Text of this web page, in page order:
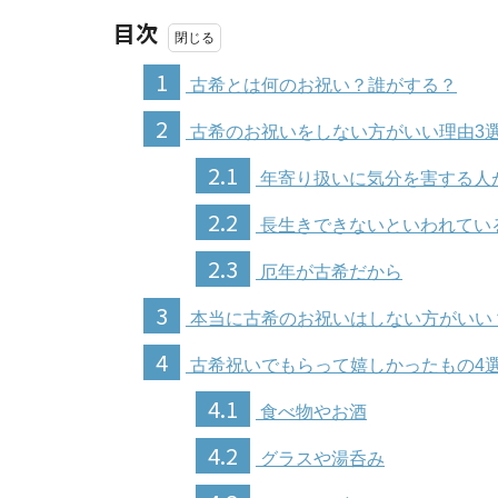
目次
1
古希とは何のお祝い？誰がする？
2 古希のお祝いをしない方がいい理由3
2.1 年寄り扱いに気分を害する人
2.2 長生きできないといわれてい
2.3 厄年が古希だから
3 本当に古希のお祝いはしない方がいい
4 古希祝いでもらって嬉しかったもの4
4.1 食べ物やお酒
4.2 グラスや湯呑み